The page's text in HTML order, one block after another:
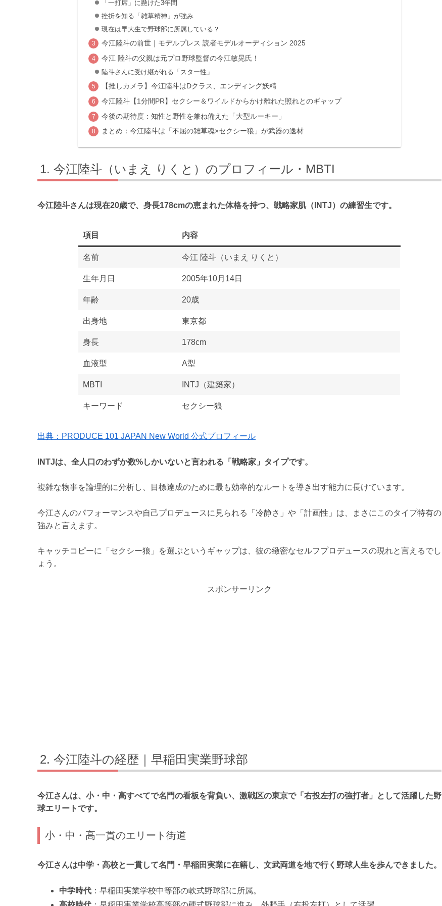
「一打席」に懸けた3年間
挫折を知る「雑草精神」が強み
現在は早大生で野球部に所属している？
今江陸斗の前世｜モデルプレス 読者モデルオーディション 2025
今江 陸斗の父親は元プロ野球監督の今江敏晃氏！
陸斗さんに受け継がれる「スター性」
【推しカメラ】今江陸斗はDクラス、エンディング妖精
今江陸斗【1分間PR】セクシー＆ワイルドからかけ離れた照れとのギャップ
今後の期待度：知性と野性を兼ね備えた「大型ルーキー」
まとめ：今江陸斗は「不屈の雑草魂×セクシー狼」が武器の逸材
今江陸斗（いまえ りくと）のプロフィール・MBTI
今江陸斗さんは現在20歳で、身長178cmの恵まれた体格を持つ、戦略家肌（INTJ）の練習生です。
項目 内容
名前 今江 陸斗（いまえ りくと）
生年月日 2005年10月14日
年齢 20歳
出身地 東京都
身長 178cm
血液型 A型
MBTI INTJ（建築家）
キーワード セクシー狼
出典：PRODUCE 101 JAPAN New World 公式プロフィール
INTJは、全人口のわずか数%しかいないと言われる「戦略家」タイプです。
複雑な物事を論理的に分析し、目標達成のために最も効率的なルートを導き出す能力に長けています。
今江さんのパフォーマンスや自己プロデュースに見られる「冷静さ」や「計画性」は、まさにこのタイプ特有の
強みと言えます。
キャッチコピーに「セクシー狼」を選ぶというギャップは、彼の緻密なセルフプロデュースの現れと言えるでし
ょう。
スポンサーリンク
今江陸斗の経歴｜早稲田実業野球部
今江さんは、小・中・高すべてで名門の看板を背負い、激戦区の東京で「右投左打の強打者」として活躍した野
球エリートです。
小・中・高一貫のエリート街道
今江さんは中学・高校と一貫して名門・早稲田実業に在籍し、文武両道を地で行く野球人生を歩んできました。
中学時代 ：早稲田実業学校中等部の軟式野球部に所属。